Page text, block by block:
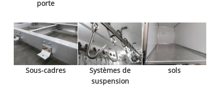
porte
Sous-cadres
Systèmes de
suspension
sols